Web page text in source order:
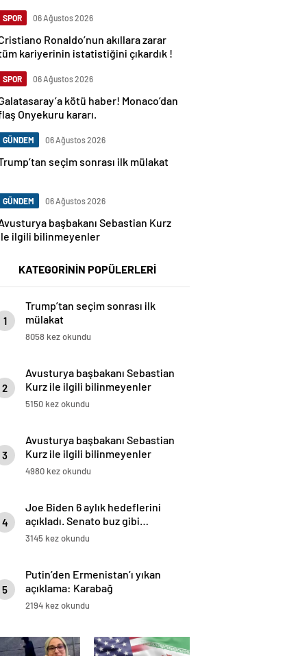
SPOR 06 Ağustos 2026
Ronaldo’nun akıllara zarar
kariyerinin istatistiğini çıkardık !
SPOR 06 Ağustos 2026
kötü haber! Monaco’dan
Onyekuru kararı.
GÜNDEM 06 Ağustos 2026
seçim sonrası ilk mülakat
GÜNDEM 06 Ağustos 2026
başbakanı Sebastian Kurz
ilgili bilinmeyenler
KATEGORİNİN POPÜLERLERİ
1
Trump’tan seçim sonrası ilk
mülakat
8058 kez okundu
2
Avusturya başbakanı Sebastian
Kurz ile ilgili bilinmeyenler
5150 kez okundu
3
Avusturya başbakanı Sebastian
Kurz ile ilgili bilinmeyenler
4980 kez okundu
4
Joe Biden 6 aylık hedeflerini
açıkladı. Senato buz gibi…
3145 kez okundu
5
Putin’den Ermenistan’ı yıkan
açıklama: Karabağ
Azerbaycan’ın ayrılmaz bir
2194 kez okundu